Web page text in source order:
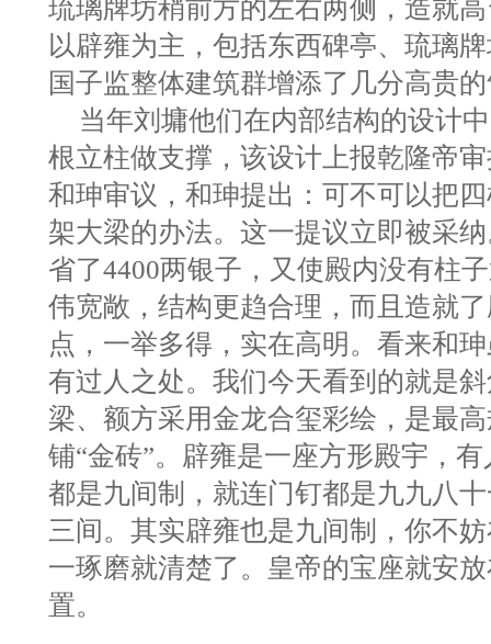
琉璃牌坊稍前方的左右两侧，造就
以辟雍为主，包括东西碑亭、琉璃
国子监整体建筑群增添了几分高贵
当年刘墉他们在内部结构的设计
根立柱做支撑，该设计上报乾隆帝
和珅审议，和珅提出：可不可以把
架大梁的办法。这一提议立即被采
省了4400两银子，又使殿内没有柱
伟宽敞，结构更趋合理，而且造就
点，一举多得，实在高明。看来和
有过人之处。我们今天看到的就是
梁、额方采用金龙合玺彩绘，是最
铺“金砖”。辟雍是一座方形殿宇，
都是九间制，就连门钉都是九九八
三间。其实辟雍也是九间制，你不
一琢磨就清楚了。皇帝的宝座就安
置。